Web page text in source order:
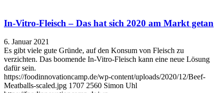
In-Vitro-Fleisch – Das hat sich 2020 am Markt getan
6. Januar 2021
Es gibt viele gute Gründe, auf den Konsum von Fleisch zu
verzichten. Das boomende In-Vitro-Fleisch kann eine neue Lösung
dafür sein.
https://foodinnovationcamp.de/wp-content/uploads/2020/12/Beef-
Meatballs-scaled.jpg 1707 2560 Simon Uhl